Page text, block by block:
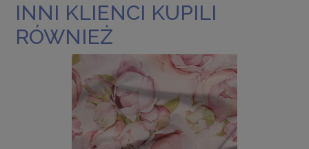
INNI KLIENCI KUPILI
RÓWNIEŻ